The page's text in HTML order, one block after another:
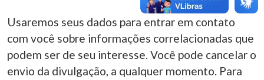
Usaremos seus dados para entrar em contato
com você sobre informações correlacionadas que
podem ser de seu interesse. Você pode cancelar o
envio da divulgação, a qualquer momento. Para